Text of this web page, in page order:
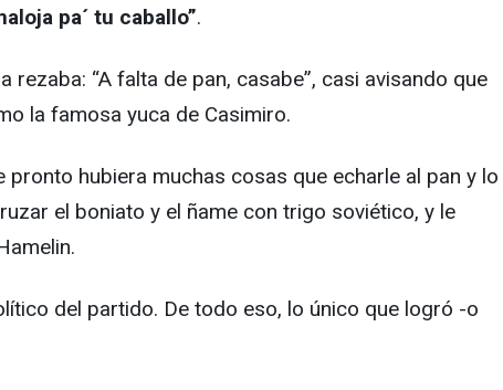
pa´ tu caballo”.
“A falta de pan, casabe”, casi avisando que
la famosa yuca de Casimiro.
hubiera muchas cosas que echarle al pan y lo
el boniato y el ñame con trigo soviético, y le
del partido. De todo eso, lo único que logró -o